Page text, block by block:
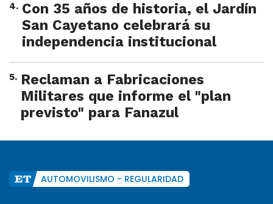
4. Con 35 años de historia, el Jardín
San Cayetano celebrará su
independencia institucional
5. Reclaman a Fabricaciones
Militares que informe el "plan
previsto" para Fanazul
AUTOMOVILISMO - REGULARIDAD